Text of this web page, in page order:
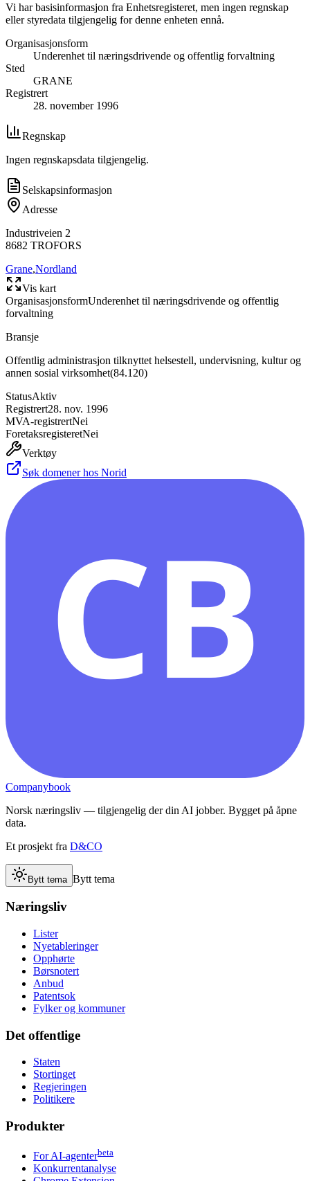
Vi har basisinformasjon fra Enhetsregisteret, men ingen regnskap
eller styredata tilgjengelig for denne enheten ennå.
Organisasjonsform
Underenhet til næringsdrivende og offentlig forvaltning
Sted
GRANE
Registrert
28. november 1996
Regnskap
Ingen regnskapsdata tilgjengelig.
Selskapsinformasjon
Adresse
Industriveien 2
8682 TROFORS
Grane,Nordland
Vis kart
OrganisasjonsformUnderenhet til næringsdrivende og offentlig
forvaltning
Bransje
Offentlig administrasjon tilknyttet helsestell, undervisning, kultur og
annen sosial virksomhet(84.120)
StatusAktiv
Registrert28. nov. 1996
MVA-registrertNei
ForetaksregisteretNei
Verktøy
Søk domener hos Norid
CB
Companybook
Norsk næringsliv — tilgjengelig der din AI jobber. Bygget på åpne
data.
Et prosjekt fra D&CO
Bytt tema Bytt tema
Næringsliv
Lister
Nyetableringer
Opphørte
Børsnotert
Anbud
Patentsok
Fylker og kommuner
Det offentlige
Staten
Stortinget
Regjeringen
Politikere
Produkter
For AI-agenterbeta
Konkurrentanalyse